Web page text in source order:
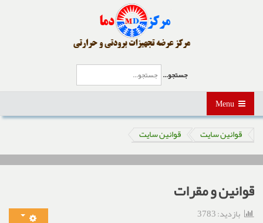
جستجو...
قوانین سایت قوانین سایت
قوانین و مقرات
بازدید: 3783